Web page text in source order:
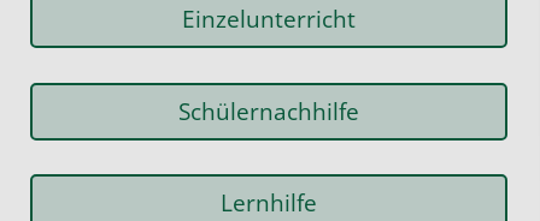
Einzelunterricht
Schülernachhilfe
Lernhilfe